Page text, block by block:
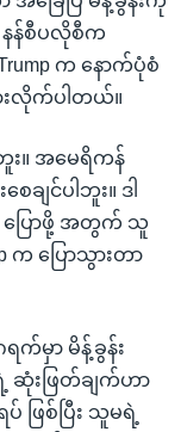
န်စီပလိုစီက
က နောက်ပုံစံ
ားလိုက်ပါတယ်။
း။ အမေရိကန်
ျင်ပါဘူး။ ဒါ
း ပြောဖို့ အတွက် သူ
က ပြောသွားတာ
ရက်မှာ မိန့်ခွန်း
ဆုံးဖြတ်ချက်ဟာ
ြစ်ပြီး သူမရဲ့